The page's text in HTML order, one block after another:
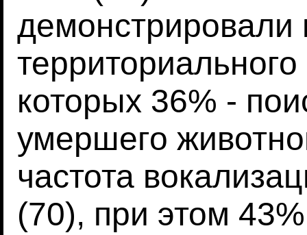
демонстрировали
которых 36% -
умершего
частота
(70), при этом